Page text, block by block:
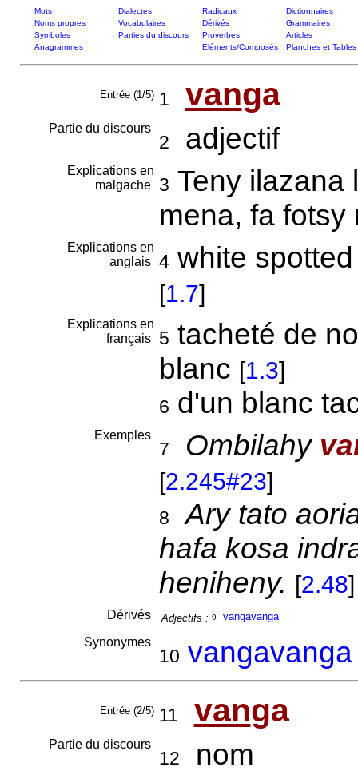
Mots Dialectes Radicaux
Dictionnaires
Noms propres
Vocabulaires Dérivés
Grammaires
Symboles
Parties du discours Proverbes
Articles
Anagrammes
Eléments/Composés Planches et Tables
Entrée (1/5) 1 vanga
Partie du discours
2 adjectif
Explications en
malgache
3 Teny ilazana
mena, fa
Explications en
anglais 4white spotted
[1.7]
Explications en
français
5 tacheté de
blanc [1.3]
6 d'un blanc
Exemples
7 Ombilahy
[2.245#23]
8
Ary tato
hafa kosa
heniheny. [2.48]
Dérivés Adjectifs : 9 vangavanga
Synonymes
10 vangavanga
Entrée (2/5) 11 vanga
Partie du discours
12 nom